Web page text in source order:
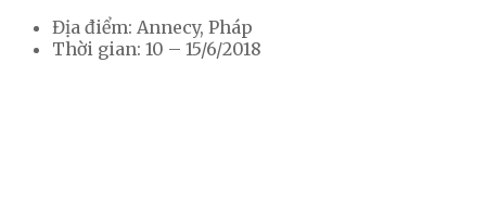
Địa điểm: Annecy, Pháp
Thời gian: 10 – 15/6/2018